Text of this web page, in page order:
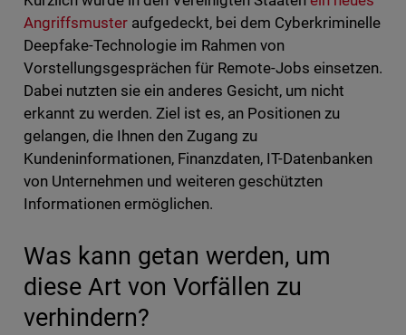
Angriffsmusteraufgedeckt, bei dem Cyberkriminelle
Deepfake-Technologie im Rahmen von
Vorstellungsgesprächen für Remote-Jobs einsetzen.
Dabei nutzten sie ein anderes Gesicht, um nicht
erkannt zu werden. Ziel ist es, an Positionen zu
gelangen, die Ihnen den Zugang zu
Kundeninformationen, Finanzdaten, IT-Datenbanken
von Unternehmen und weiteren geschützten
Informationen ermöglichen.
Was kann getan werden, um
diese Art von Vorfällen zu
verhindern?